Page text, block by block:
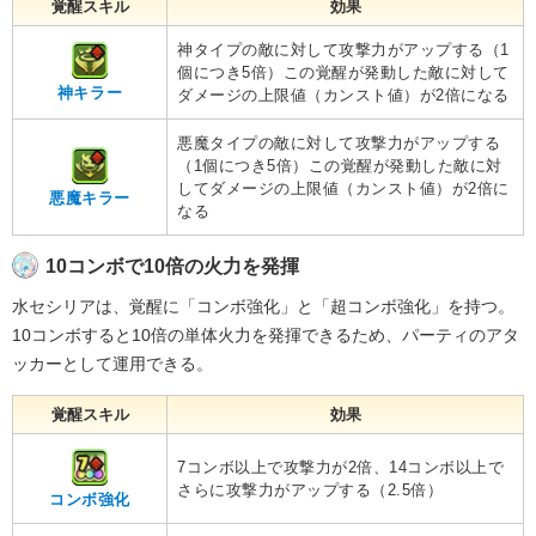
覚醒スキル 効果
神キラー
神タイプの敵に対して攻撃力がアップする（1
個につき5倍）この覚醒が発動した敵に対して
ダメージの上限値（カンスト値）が2倍になる
悪魔キラー
悪魔タイプの敵に対して攻撃力がアップする
（1個につき5倍）この覚醒が発動した敵に対
してダメージの上限値（カンスト値）が2倍に
なる
10コンボで10倍の火力を発揮
水セシリアは、覚醒に「コンボ強化」と「超コンボ強化」を持つ。
10コンボすると10倍の単体火力を発揮できるため、パーティのアタ
ッカーとして運用できる。
覚醒スキル 効果
コンボ強化
7コンボ以上で攻撃力が2倍、14コンボ以上で
さらに攻撃力がアップする（2.5倍）